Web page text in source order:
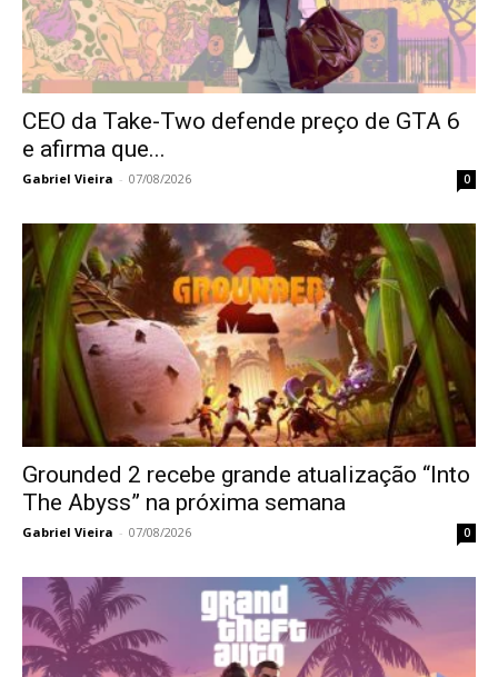
CEO da Take-Two defende preço de GTA 6
e afirma que...
Gabriel Vieira - 07/08/2026 0
Grounded 2 recebe grande atualização “Into
The Abyss” na próxima semana
Gabriel Vieira - 07/08/2026 0